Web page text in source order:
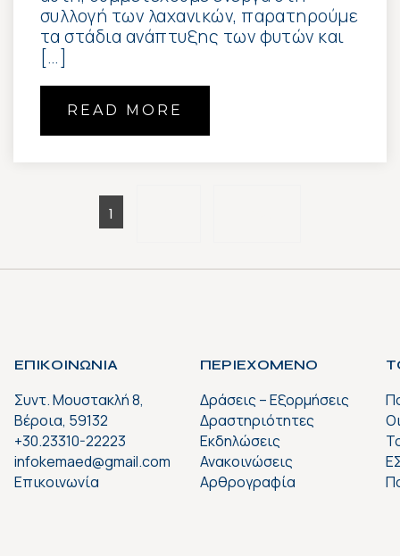
συλλογή των λαχανικών, παρατηρούμε
τα στάδια ανάπτυξης των φυτών και
[…]
READ MORE
1
ΕΠΙΚΟΙΝΩΝΙΑ
Συντ. Μουστακλή 8,
Βέροια, 59132
+30.23310-22223
infokemaed@gmail.com
Επικοινωνία
ΠΕΡΙΕΧΟΜΕΝΟ
Δράσεις – Εξορμήσεις
Δραστηριότητες
Εκδηλώσεις
Ανακοινώσεις
Αρθρογραφία